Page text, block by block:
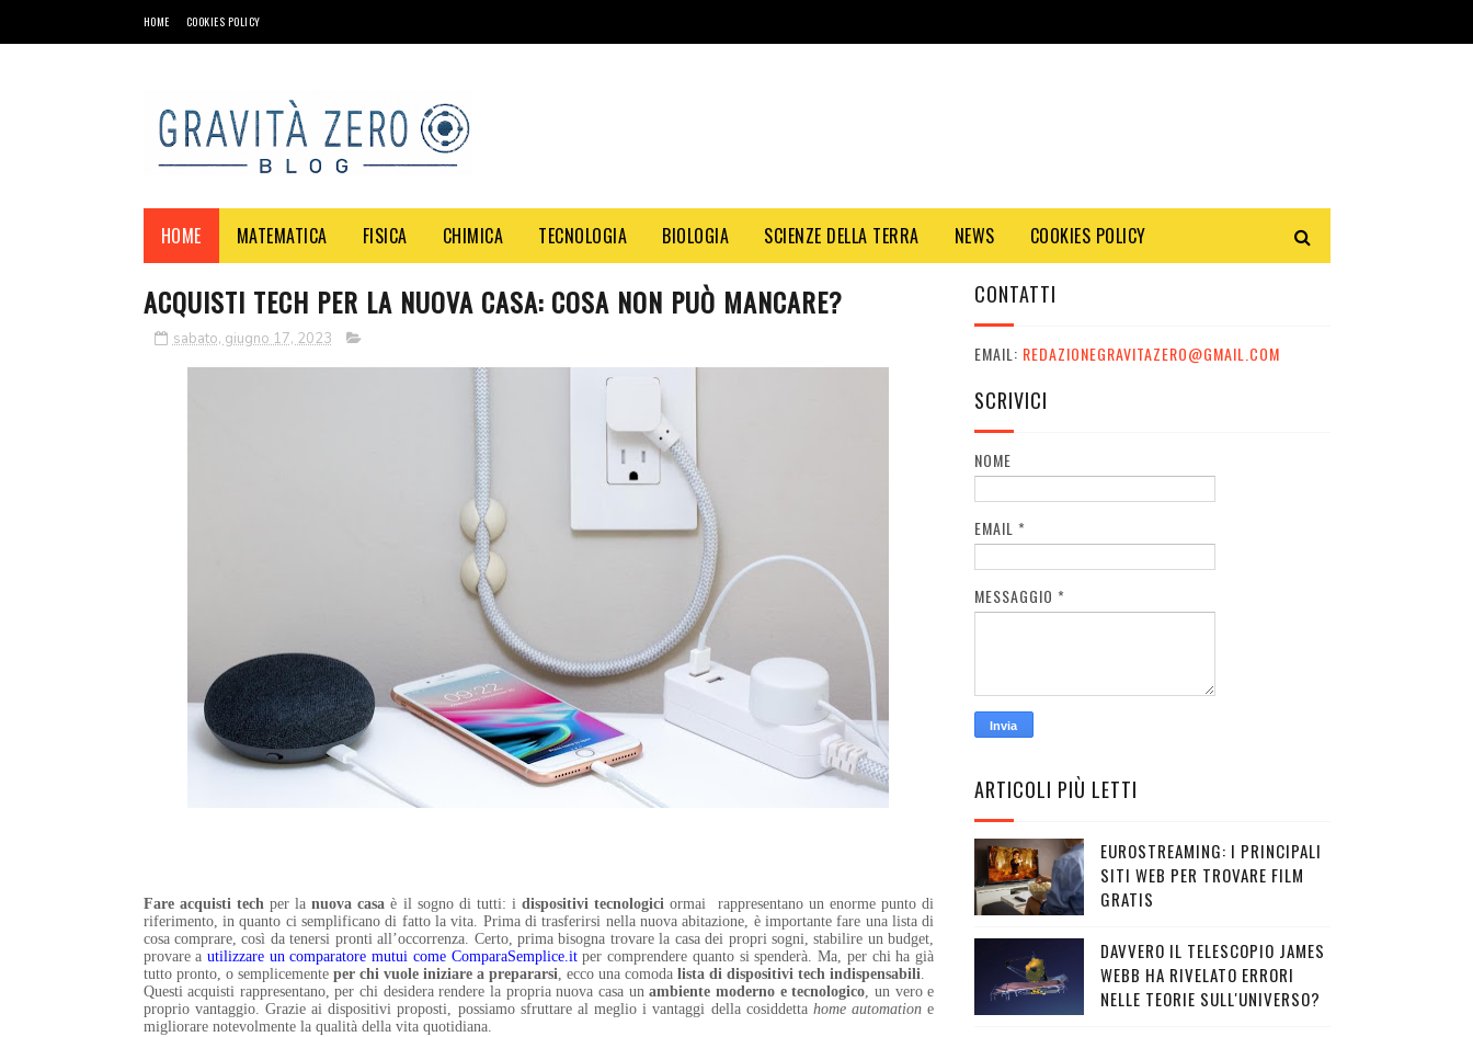
HOME COOKIES POLICY
HOME MATEMATICA FISICA CHIMICA TECNOLOGIA BIOLOGIA SCIENZE DELLA TERRA NEWS COOKIES POLICY
ACQUISTI TECH PER LA NUOVA CASA: COSA NON PUÒ MANCARE?
sabato, giugno 17, 2023
Fare acquisti techper lanuova casa è il sogno di tutti: idispositivi tecnologici ormai
rappresentano un enorme punto di
riferimento, in quanto ci semplificano di fatto la vita. Prima di trasferirsi nella nuova abitazione, è importante fare una lista di
cosa comprare, così da tenersi pronti all’occorrenza. Certo, prima bisogna trovare la casa dei propri sogni, stabilire un budget,
provare a utilizzare un comparatore mutui come ComparaSemplice.itper comprendere quanto si spenderà. Ma, per chi ha già
tutto pronto, o semplicemente per chi vuole iniziare a prepararsi, ecco una comoda lista di dispositivi tech indispensabili.
Questi acquisti rappresentano, per chi desidera rendere la propria nuova casa unambiente moderno e tecnologico, un vero e
proprio vantaggio. Grazie ai dispositivi proposti, possiamo sfruttare al meglio i vantaggi della cosiddetta home automation e
migliorare notevolmente la qualità della vita quotidiana.
CONTATTI
EMAIL: REDAZIONEGRAVITAZERO@GMAIL.COM
SCRIVICI
NOME
EMAIL *
MESSAGGIO *
ARTICOLI PIÙ LETTI
EUROSTREAMING: I PRINCIPALI
SITI WEB PER TROVARE FILM
GRATIS
DAVVERO IL TELESCOPIO JAMES
WEBB HA RIVELATO ERRORI
NELLE TEORIE SULL'UNIVERSO?